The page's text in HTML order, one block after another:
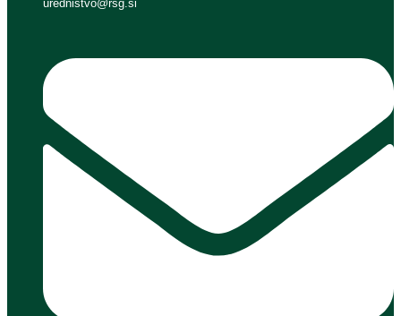
urednistvo@rsg.si